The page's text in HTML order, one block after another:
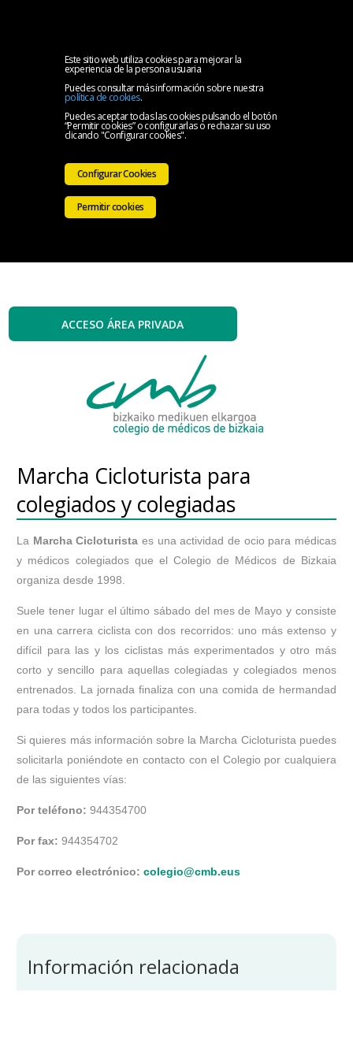
Este sitio web utiliza cookies para mejorar la
experiencia de la persona usuaria
Puedes consultar más información sobre nuestra
política de cookies.
Puedes aceptar todas las cookies pulsando el botón
“Permitir cookies” o configurarlas o rechazar su uso
clicando "Configurar cookies".
Configurar Cookies
Permitir cookies
Marcha Cicloturista para
colegiados y colegiadas
La Marcha Cicloturista es una actividad de ocio para médicas
y médicos colegiados que el Colegio de Médicos de Bizkaia
organiza desde 1998.
Suele tener lugar el último sábado del mes de Mayo y consiste
en una carrera ciclista con dos recorridos: uno más extenso y
difícil para las y los ciclistas más experimentados y otro más
corto y sencillo para aquellas colegiadas y colegiados menos
entrenados. La jornada finaliza con una comida de hermandad
para todas y todos los participantes.
Si quieres más información sobre la Marcha Cicloturista puedes
solicitarla poniéndote en contacto con el Colegio por cualquiera
de las siguientes vías:
Por teléfono: 944354700
Por fax: 944354702
Por correo electrónico: colegio@cmb.eus
Información relacionada